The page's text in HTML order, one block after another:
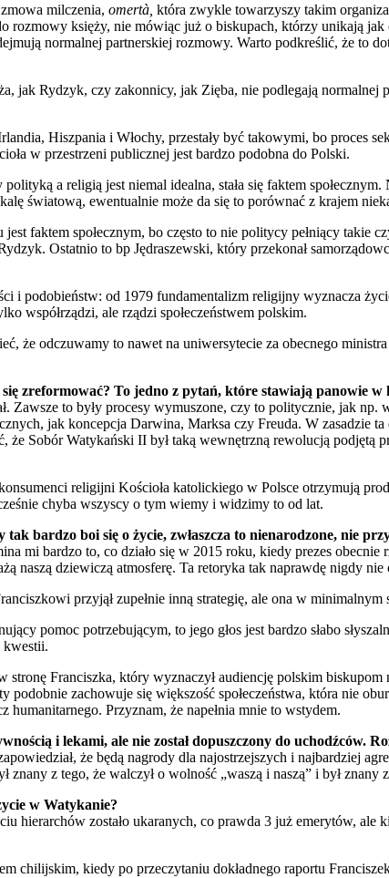
milczenia, omertà, która zwykle towarzyszy takim
rozmowy księży, nie mówiąc już o biskupach, którzy unikają
normalnej partnerskiej rozmowy. Warto podkreślić, że to
jak Rydzyk, czy zakonnicy, jak Zięba, nie podlegają
Hiszpania i Włochy, przestały być takowymi, bo proces
w przestrzeni publicznej jest bardzo podobna do Polski.
a religią jest niemal idealna, stała się faktem
światową, ewentualnie może da się to porównać z krajem
faktem społecznym, bo często to nie politycy pełniący takie
Ostatnio to bp Jędraszewski, który przekonał
i podobieństw: od 1979 fundamentalizm religijny wyznacza
współrządzi, ale rządzi społeczeństwem polskim.
że odczuwamy to nawet na uniwersytecie za obecnego
zreformować? To jedno z pytań, które stawiają panowie w
Zawsze to były procesy wymuszone, czy to politycznie, jak
jak koncepcja Darwina, Marksa czy Freuda. W zasadzie
Sobór Watykański II był taką wewnętrzną rewolucją podjętą
religijni Kościoła katolickiego w Polsce otrzymują
chyba wszyscy o tym wiemy i widzimy to od lat.
bardzo boi się o życie, zwłaszcza to nienarodzone, nie
mi bardzo to, co działo się w 2015 roku, kiedy prezes
naszą dziewiczą atmosferę. Ta retoryka tak naprawdę nigdy nie
przyjął zupełnie inną strategię, ale ona w minimalnym
pomoc potrzebującym, to jego głos jest bardzo słabo
kwestii.
stronę Franciszka, który wyznaczył audiencję polskim
podobnie zachowuje się większość społeczeństwa, która nie
humanitarnego. Przyznam, że napełnia mnie to wstydem.
i lekami, ale nie został dopuszczony do uchodźców.
że będą nagrody dla najostrzejszych i najbardziej
znany z tego, że walczył o wolność „waszą i naszą” i był
w Watykanie?
hierarchów zostało ukaranych, co prawda 3 już emerytów,
chilijskim, kiedy po przeczytaniu dokładnego raportu